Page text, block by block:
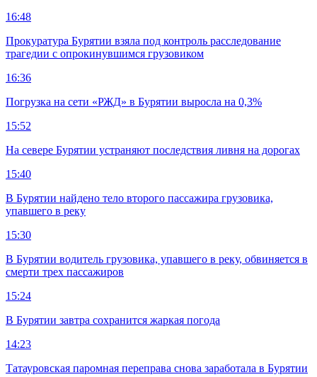
16:48
Прокуратура Бурятии взяла под контроль расследование
трагедии с опрокинувшимся грузовиком
16:36
Погрузка на сети «РЖД» в Бурятии выросла на 0,3%
15:52
На севере Бурятии устраняют последствия ливня на дорогах
15:40
В Бурятии найдено тело второго пассажира грузовика,
упавшего в реку
15:30
В Бурятии водитель грузовика, упавшего в реку, обвиняется в
смерти трех пассажиров
15:24
В Бурятии завтра сохранится жаркая погода
14:23
Татауровская паромная переправа снова заработала в Бурятии